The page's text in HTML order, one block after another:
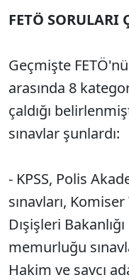
FETÖ SORULARI
Geçmişte
arasında 8
çaldığı
sınavlar şunlardı:
- KPSS, Polis
sınavları, Komiser
Dışişleri
memurluğu
Hakim ve savcı